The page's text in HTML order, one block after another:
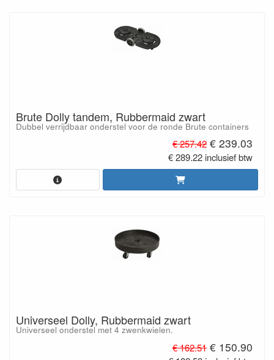
Brute Dolly tandem, Rubbermaid zwart
Dubbel verrijdbaar onderstel voor de ronde Brute containers
€ 257.42€ 239.03
€ 289.22 inclusief btw
Universeel Dolly, Rubbermaid zwart
Universeel onderstel met 4 zwenkwielen.
€ 162.51€ 150.90